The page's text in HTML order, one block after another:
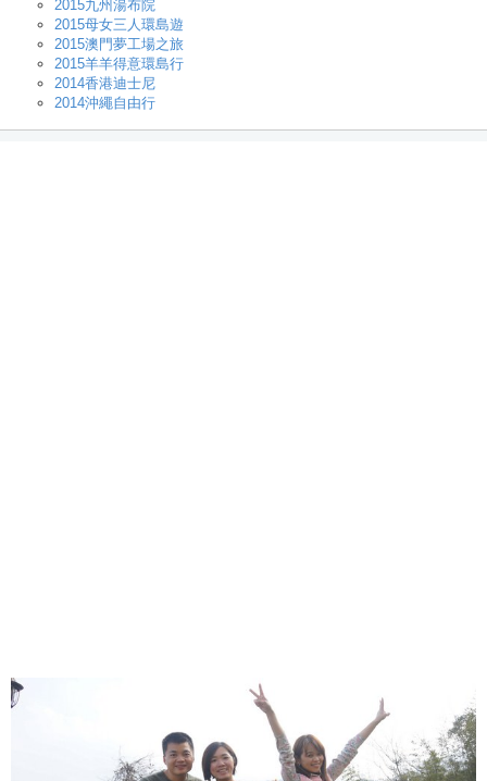
2015九州湯布院
2015母女三人環島遊
2015澳門夢工場之旅
2015羊羊得意環島行
2014香港迪士尼
2014沖繩自由行